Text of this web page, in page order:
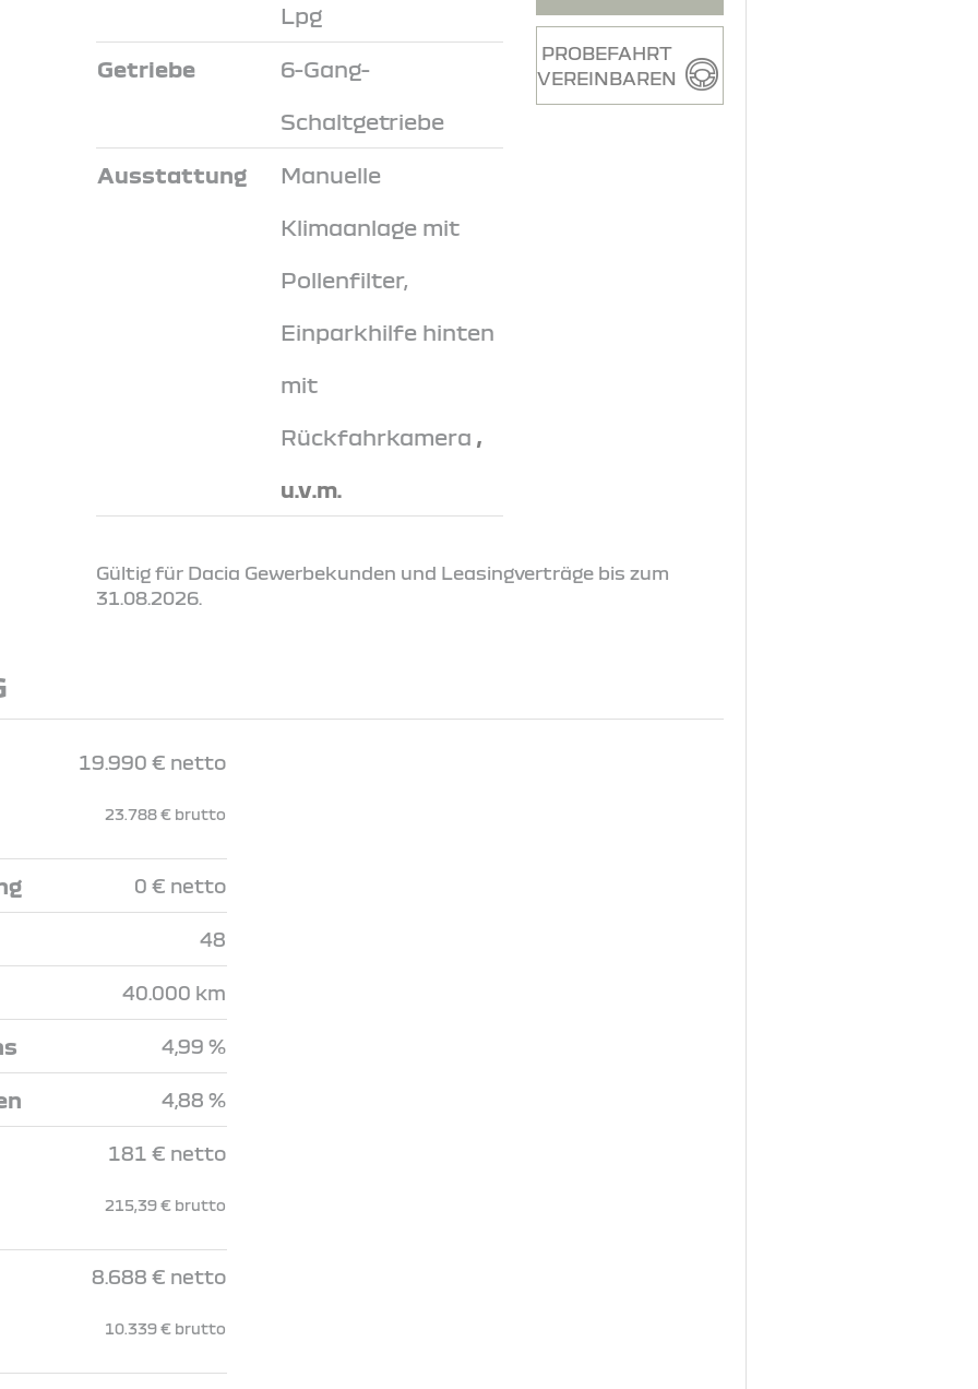
Lpg
Getriebe 6-Gang-
Schaltgetriebe
Ausstattung Manuelle
Klimaanlage mit
Pollenfilter,
Einparkhilfe hinten
mit
Rückfahrkamera ,
u.v.m.
PROBEFAHRT
VEREINBAREN
Gültig für Dacia Gewerbekunden und Leasingverträge bis zum
31.08.2026.
19.990 € netto
23.788 € brutto
0 € netto
48
40.000 km
4,99 %
4,88 %
181 € netto
215,39 € brutto
8.688 € netto
10.339 € brutto